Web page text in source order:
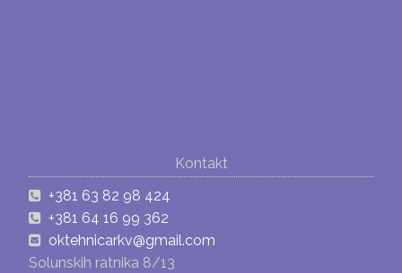
Kontakt
+381 63 82 98 424
+381 64 16 99 362
oktehnicarkv@gmail.com
Solunskih ratnika 8/13